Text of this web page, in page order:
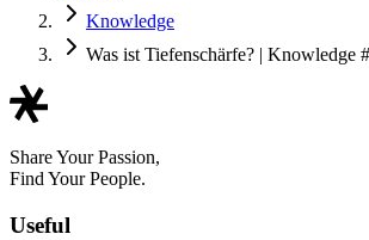
Knowledge
Was ist Tiefenschärfe? | Knowledge
Share Your Passion,
Find Your People.
Useful